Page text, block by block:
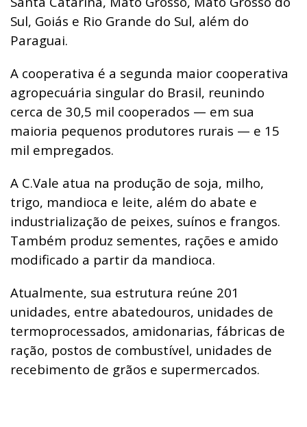
Sul, Goiás e Rio Grande do Sul, além do
Paraguai.
A cooperativa é a segunda maior cooperativa
agropecuária singular do Brasil, reunindo
cerca de 30,5 mil cooperados — em sua
maioria pequenos produtores rurais — e 15
mil empregados.
A C.Vale atua na produção de soja, milho,
trigo, mandioca e leite, além do abate e
industrialização de peixes, suínos e frangos.
Também produz sementes, rações e amido
modificado a partir da mandioca.
Atualmente, sua estrutura reúne 201
unidades, entre abatedouros, unidades de
termoprocessados, amidonarias, fábricas de
ração, postos de combustível, unidades de
recebimento de grãos e supermercados.